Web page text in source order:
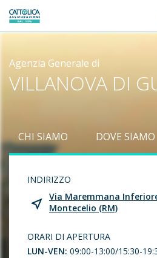
Generali logo
Agenzia Generale di
VILLANOVA DI
CHI SIAMO DOVE SIAMO
INDIRIZZO
Via Maremmana
Montecelio (RM)
ORARI DI APERTURA
LUN-VEN: 09:00-13:00/15:30-